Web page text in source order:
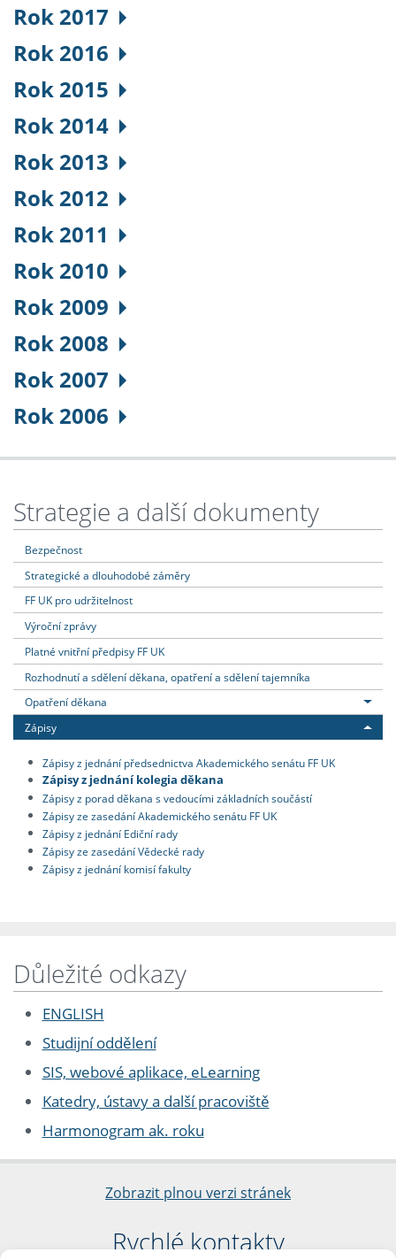
Rok 2017
Rok 2016
Rok 2015
Rok 2014
Rok 2013
Rok 2012
Rok 2011
Rok 2010
Rok 2009
Rok 2008
Rok 2007
Rok 2006
Strategie a další dokumenty
Bezpečnost
Strategické a dlouhodobé záměry
FF UK pro udržitelnost
Výroční zprávy
Platné vnitřní předpisy FF UK
Rozhodnutí a sdělení děkana, opatření a sdělení tajemníka
Opatření děkana
Zápisy
Zápisy z jednání předsednictva Akademického senátu FF UK
Zápisy z jednání kolegia děkana
Zápisy z porad děkana s vedoucími základních součástí
Zápisy ze zasedání Akademického senátu FF UK
Zápisy z jednání Ediční rady
Zápisy ze zasedání Vědecké rady
Zápisy z jednání komisí fakulty
Důležité odkazy
ENGLISH
Studijní oddělení
SIS, webové aplikace, eLearning
Katedry, ústavy a další pracoviště
Harmonogram ak. roku
Zobrazit plnou verzi stránek
Rychlé kontakty